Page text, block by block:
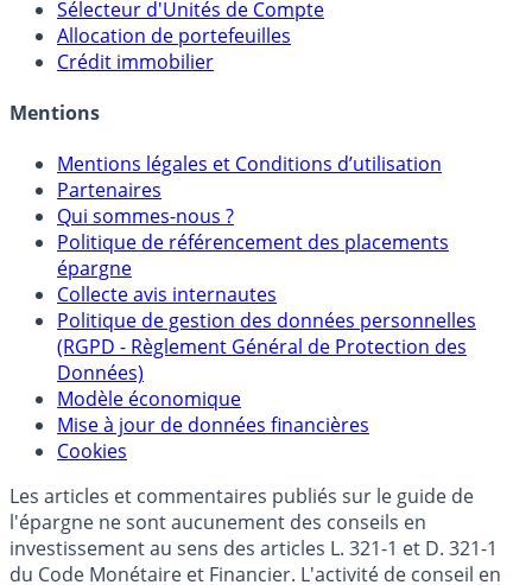
Sélecteur d'Assurance Vie
Sélecteur d'Unités de Compte
Allocation de portefeuilles
Mentions légales et Conditions d’utilisation
Partenaires
Qui sommes-nous ?
Politique de référencement des placements
épargne
Collecte avis internautes
Politique de gestion des données personnelles
(RGPD - Règlement Général de Protection des
Données)
Modèle économique
Mise à jour de données financières
Cookies
Les articles et commentaires publiés sur le guide de
l'épargne ne sont aucunement des conseils en